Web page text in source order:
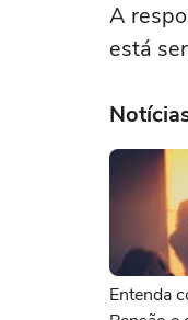
A
está
Entenda